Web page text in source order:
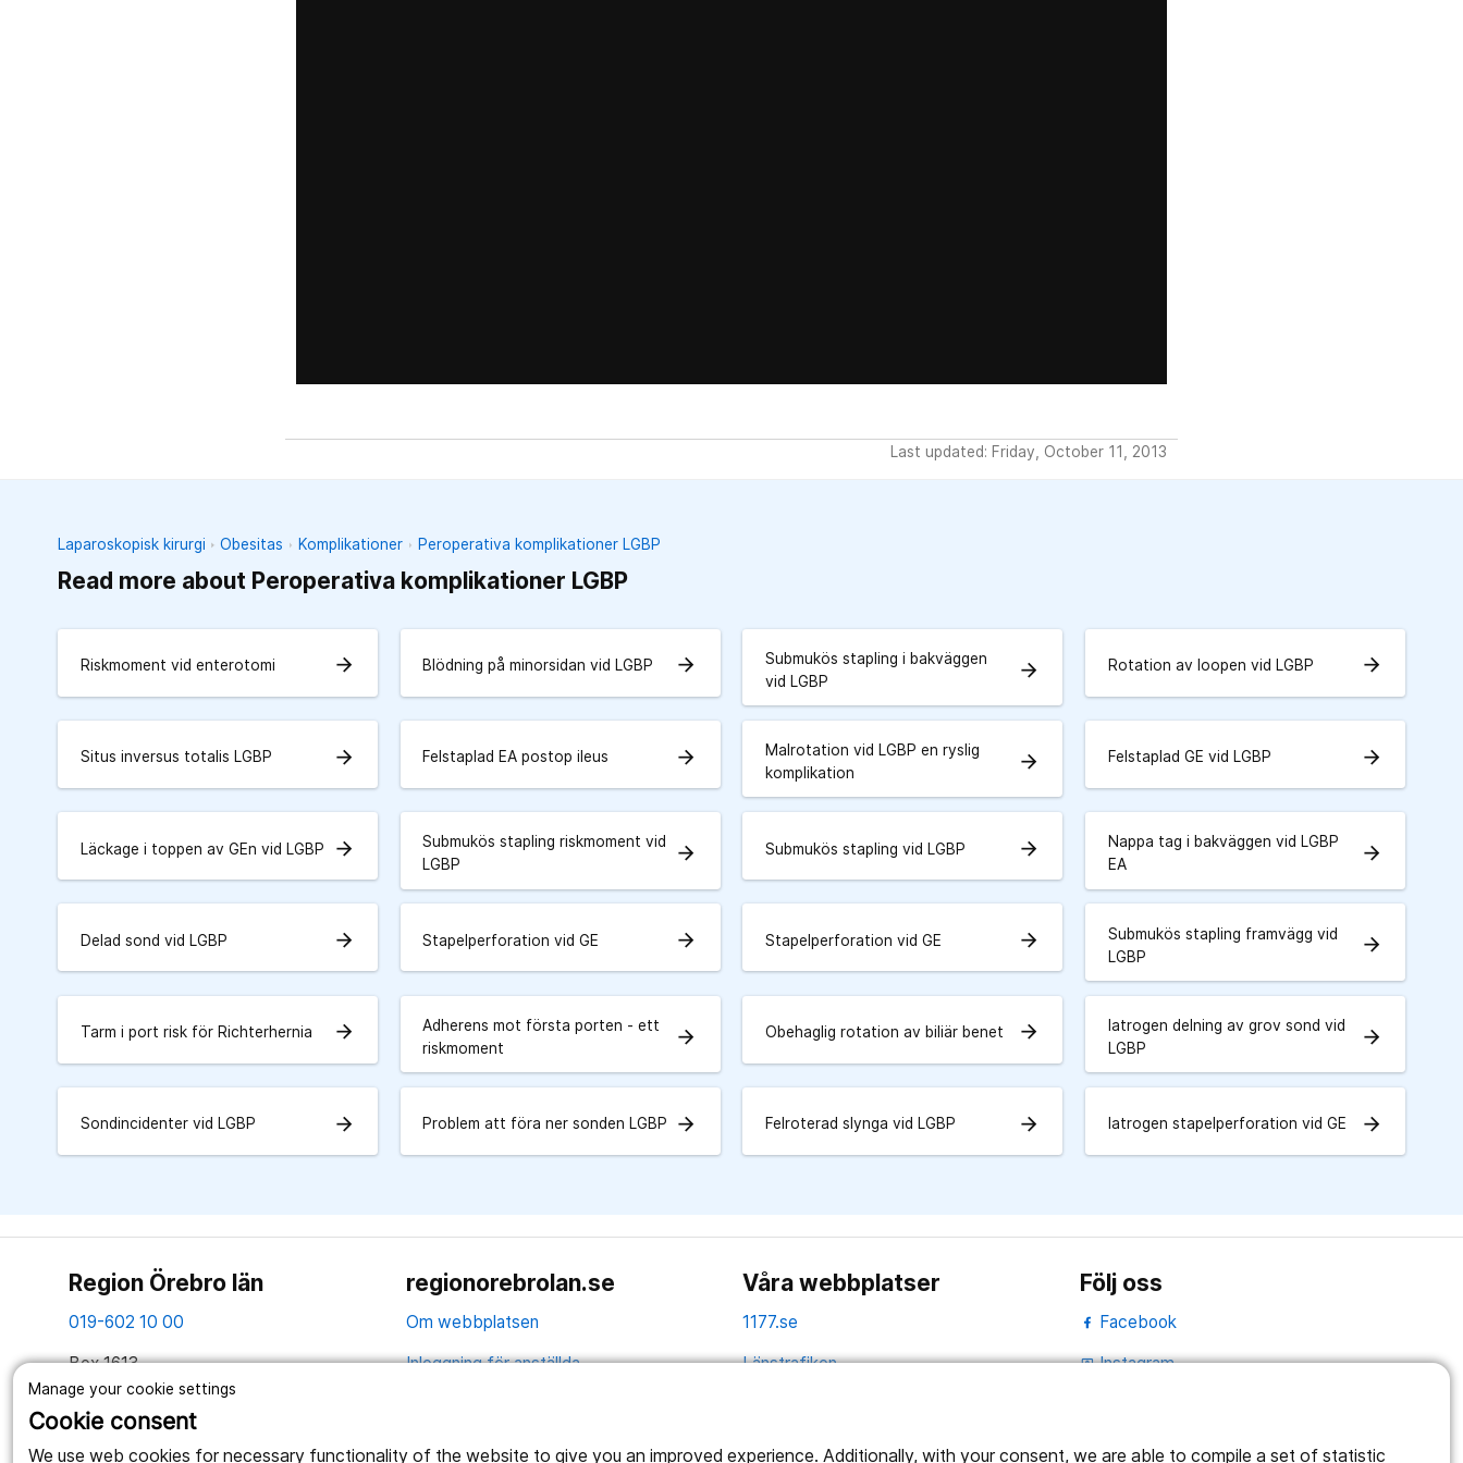
Manage your cookie settings
Cookie consent
We use web cookies for necessary functionality of the website to give you an improved experience. Additionally, with your consent, we are able to compile a set of statistic
Last updated: Friday, October 11, 2013
Laparoskopisk kirurgi Obesitas Komplikationer Peroperativa komplikationer LGBP
Read more about Peroperativa komplikationer LGBP
Riskmoment vid enterotomi arrow_forward Blödning på minorsidan vid LGBP arrow_forward
Submukös stapling i bakväggen
vid LGBP
arrow_forward Rotation av loopen vid LGBP arrow_forward
Situs inversus totalis LGBP arrow_forward Felstaplad EA postop ileus arrow_forward
Malrotation vid LGBP en ryslig
komplikation
arrow_forward Felstaplad GE vid LGBP arrow_forward
Läckage i toppen av GEn vid LGBP arrow_forward
Submukös stapling riskmoment vid
LGBP
arrow_forward Submukös stapling vid LGBP arrow_forward
Nappa tag i bakväggen vid LGBP
EA
arrow_forward
Delad sond vid LGBP arrow_forward Stapelperforation vid GE arrow_forward Stapelperforation vid GE arrow_forward
Submukös stapling framvägg vid
LGBP
arrow_forward
Tarm i port risk för Richterhernia arrow_forward
Adherens mot första porten - ett
riskmoment
arrow_forward Obehaglig rotation av biliär benet arrow_forward
Iatrogen delning av grov sond vid
LGBP
arrow_forward
Sondincidenter vid LGBP arrow_forward Problem att föra ner sonden LGBP arrow_forward Felroterad slynga vid LGBP arrow_forward Iatrogen stapelperforation vid GE arrow_forward
Region Örebro län
019-602 10 00
Box 1613
701 16 Örebro
Tillsammans skapar vi ett bättre liv
regionorebrolan.se
Om webbplatsen
Inloggning för anställda
Webbplatsens tillgänglighet
Våra webbplatser
1177.se
Länstrafiken
Följ oss
Facebook
portraitInstagram